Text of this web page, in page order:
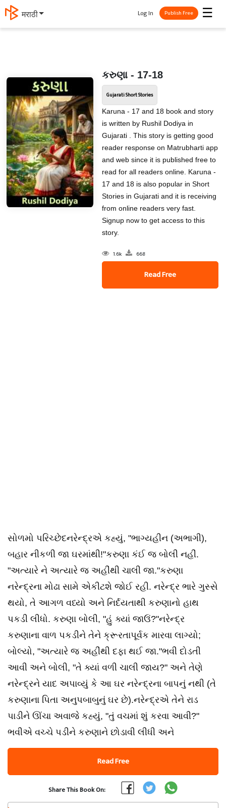
मराठी ☰
Log In Publish Free
કરુણા - 17-18
Gujarati Short Stories
Karuna - 17 and 18 book and story
is written by Rushil Dodiya in
Gujarati . This story is getting good
reader response on Matrubharti app
and web since it is published free to
read for all readers online. Karuna -
17 and 18 is also popular in Short
Stories in Gujarati and it is receiving
from online readers very fast.
Signup now to get access to this
story.
1.6k 668
Read Free
સોળમો પરિચ્છેદ​નરેન્દ્રએ કહ્યું, "ભાગ્યહીન (અભાગી),
બહાર નીકળી જા ઘરમાંથી!"​કરુણા કંઈ જ બોલી નહીં.​
"અત્યારે ને અત્યારે જ અહીંથી ચાલી જા."​કરુણા
નરેન્દ્રના મોઢા સામે એકીટશે જોઈ રહી. નરેન્દ્ર ભારે ગુસ્સે
થયો, તે આગળ વધ્યો અને નિર્દયતાથી કરુણાનો હાથ
પકડી લીધો. કરુણા બોલી, "હું ક્યાં જાઉં?"​નરેન્દ્ર
કરુણાના વાળ પકડીને તેને ક્રૂરતાપૂર્વક મારવા લાગ્યો;
બોલ્યો, "અત્યારે જ અહીંથી દફા થઈ જા."​ભવી દોડતી
આવી અને બોલી, "તે ક્યાં વળી ચાલી જાય?" અને તેણે
નરેન્દ્રને યાદ અપાવ્યું કે આ ઘર નરેન્દ્રના બાપનું નથી (તે
કરુણાના પિતા અનુપબાબુનું ઘર છે).​નરેન્દ્રએ તેને રાડ
પાડીને ઊંચા અવાજે કહ્યું, "તું વચમાં શું કરવા આવી?"​
ભવીએ વચ્ચે પડીને કરુણાને છોડાવી લીધી અને
Read Free
Share This Book On: